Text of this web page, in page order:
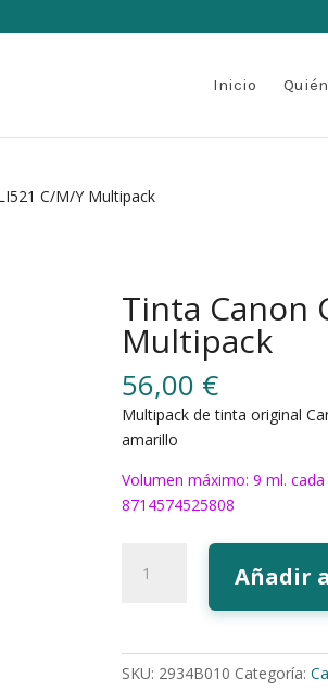
Inicio
C/M/Y Multipack
Tinta Canon
Multipack
56,00 €
Multipack de tinta original
amarillo
Volumen máximo: 9 ml.
8714574525808
Canon
Multipack
cantidad
Añadir
SKU: 2934B010 Categoría: